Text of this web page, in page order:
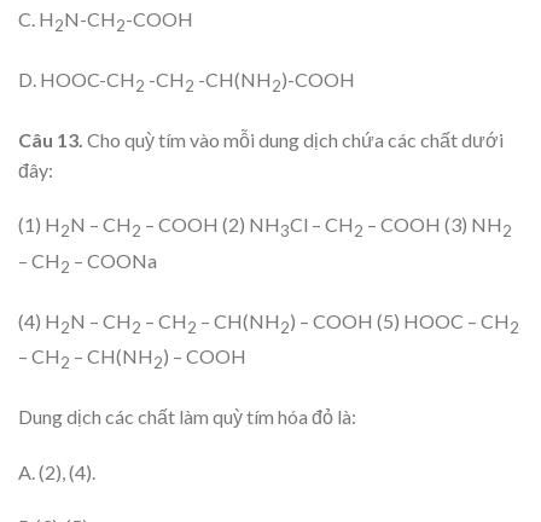
C. H2N-CH2-COOH
D. HOOC-CH2 -CH2 -CH(NH2)-COOH
Câu 13. Cho quỳ tím vào mỗi dung dịch chứa các chất dưới
đây:
(1) H2N – CH2 – COOH (2) NH3Cl – CH2 – COOH (3) NH2
– CH2 – COONa
(4) H2N – CH2 – CH2 – CH(NH2) – COOH (5) HOOC – CH2
– CH2 – CH(NH2) – COOH
Dung dịch các chất làm quỳ tím hóa đỏ là:
A. (2), (4).